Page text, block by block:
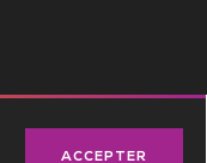
ACCEPTER